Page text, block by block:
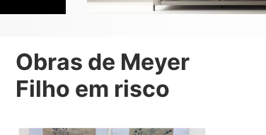
Obras de Meyer
Filho em risco